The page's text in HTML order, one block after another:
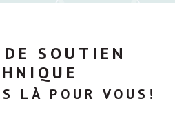
SOUTIEN
LÀ POUR VOUS!